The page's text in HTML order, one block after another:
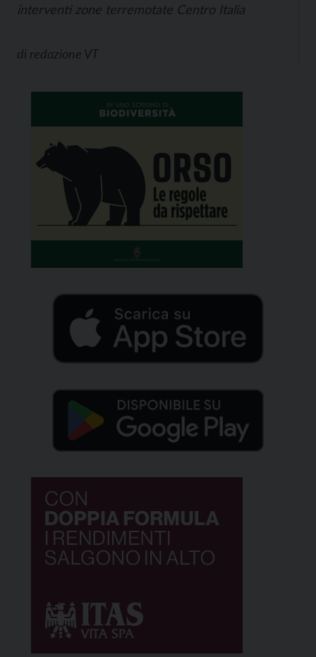
interventi zone terremotate Centro Italia
di redazione VT